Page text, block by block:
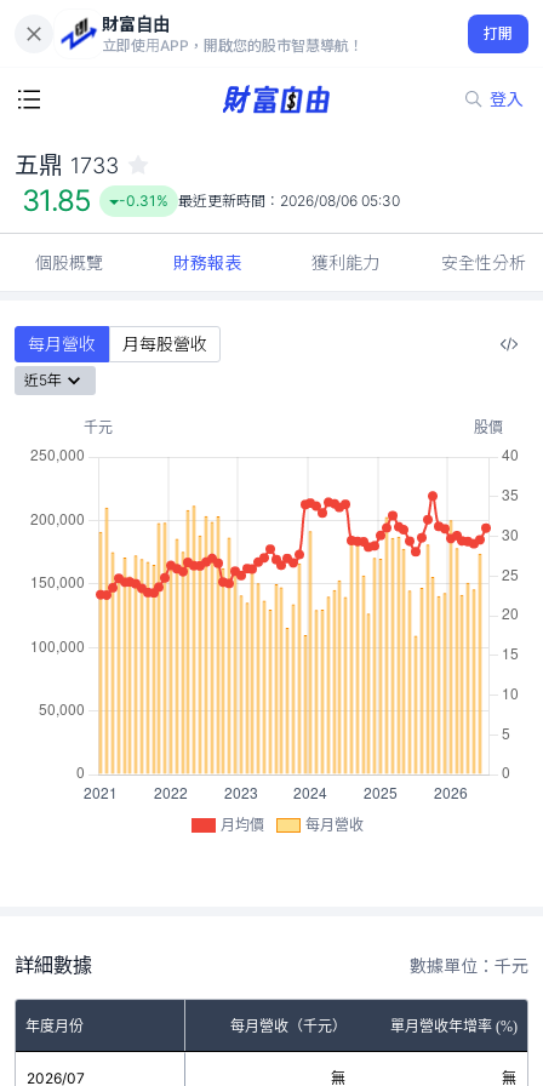
財富自由
立即使用APP，開啟您的股市智慧導航！
打開
登入
31.85
-0.31%
五鼎 1733
31.85 -0.31% 最近更新時間： 2026/08/06 05:30
個股概覽 財務報表 獲利能力 安全性分析
每月營收 月每股營收
近5年
月均價 每月營收
詳細數據 數據單位：千元
年度月份 每月營收（千元） 單月營收年增率 (%)
2026/07 無 無